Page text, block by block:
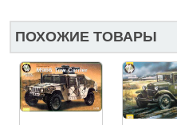
ПОХОЖИЕ ТОВАРЫ